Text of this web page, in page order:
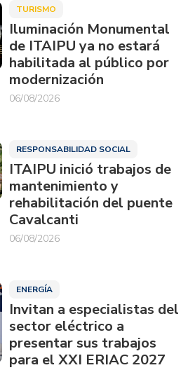
TURISMO
Iluminación Monumental
de ITAIPU ya no estará
habilitada al público por
modernización
06/08/2026
RESPONSABILIDAD SOCIAL
ITAIPU inició trabajos de
mantenimiento y
rehabilitación del puente
Cavalcanti
06/08/2026
ENERGÍA
Invitan a especialistas del
sector eléctrico a
presentar sus trabajos
para el XXI ERIAC 2027